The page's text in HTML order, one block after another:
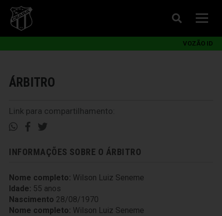
VOZÃO ID
ÁRBITRO
Link para compartilhamento:
INFORMAÇÕES SOBRE O ÁRBITRO
Nome completo: Wilson Luiz Seneme
Idade: 55 anos
Nascimento 28/08/1970
Nome completo: Wilson Luiz Seneme